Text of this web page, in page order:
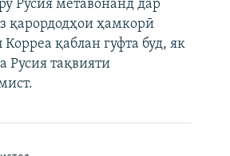
Русия метавонанд дар
қарордодҳои ҳамкорӣ
қаблан гуфта буд, як
Русия тақвияти